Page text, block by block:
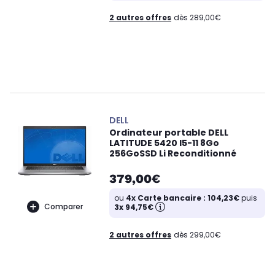
2 autres offres dès 289,00€
Comparer
DELL
Ordinateur portable DELL
LATITUDE 5420 I5-11 8Go
256GoSSD Li Reconditionné
379,00€
ou 4x Carte bancaire : 104,23€puis
3x 94,75€
2 autres offres dès 299,00€